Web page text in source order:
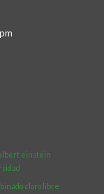
einstein
cloro libre